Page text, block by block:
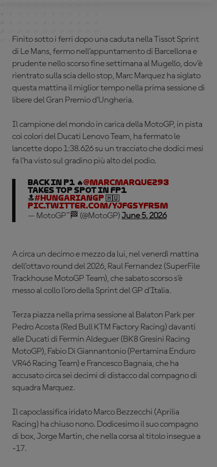
Finito sotto i ferri dopo una caduta nella Tissot Sprint
di Le Mans, fermo nell’appuntamento di Barcellona e
prudente nello scorso fine settimana al Mugello, dov’è
rientrato sulla scia dello stop, Marc Marquez ha siglato
questa mattina il miglior tempo nella prima sessione di
libere del Gran Premio d’Ungheria.
Il campione del mondo in carica della MotoGP, in pista
coi colori del Ducati Lenovo Team, ha fermato le
lancette dopo 1:38.626 su un tracciato che dodici mesi
fa l’ha visto sul gradino più alto del podio.
Back in P1 🔥@marcmarquez93
takes top spot in FP1
🔝#HungarianGP 🇭🇺
pic.twitter.com/yjFGsYFr5M
— MotoGP™🏁 (@MotoGP) June 5, 2026
A circa un decimo e mezzo da lui, nel venerdì mattina
dell’ottavo round del 2026, Raul Fernandez (SuperFile
Trackhouse MotoGP Team), che sabato scorso s’è
messo al collo l’oro della Sprint del GP d’Italia.
Terza piazza nella prima sessione al Balaton Park per
Pedro Acosta (Red Bull KTM Factory Racing) davanti
alle Ducati di Fermin Aldeguer (BK8 Gresini Racing
MotoGP), Fabio Di Giannantonio (Pertamina Enduro
VR46 Racing Team) e Francesco Bagnaia, che ha
accusato circa sei decimi di distacco dal compagno di
squadra Marquez.
Il capoclassifica iridato Marco Bezzecchi (Aprilia
Racing) ha chiuso nono. Dodicesimo il suo compagno
di box, Jorge Martin, che nella corsa al titolo insegue a
-17.